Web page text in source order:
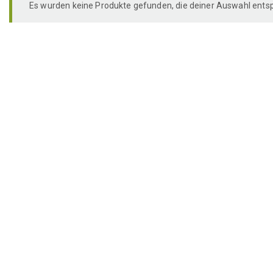
Es wurden keine Produkte gefunden, die deiner Auswahl